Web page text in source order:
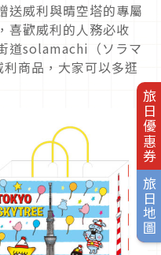
旅日優惠券
旅日地圖
送威利與晴空塔的專屬
喜歡威利的人務必收
道solamachi（ソラマ
商品，大家可以多逛